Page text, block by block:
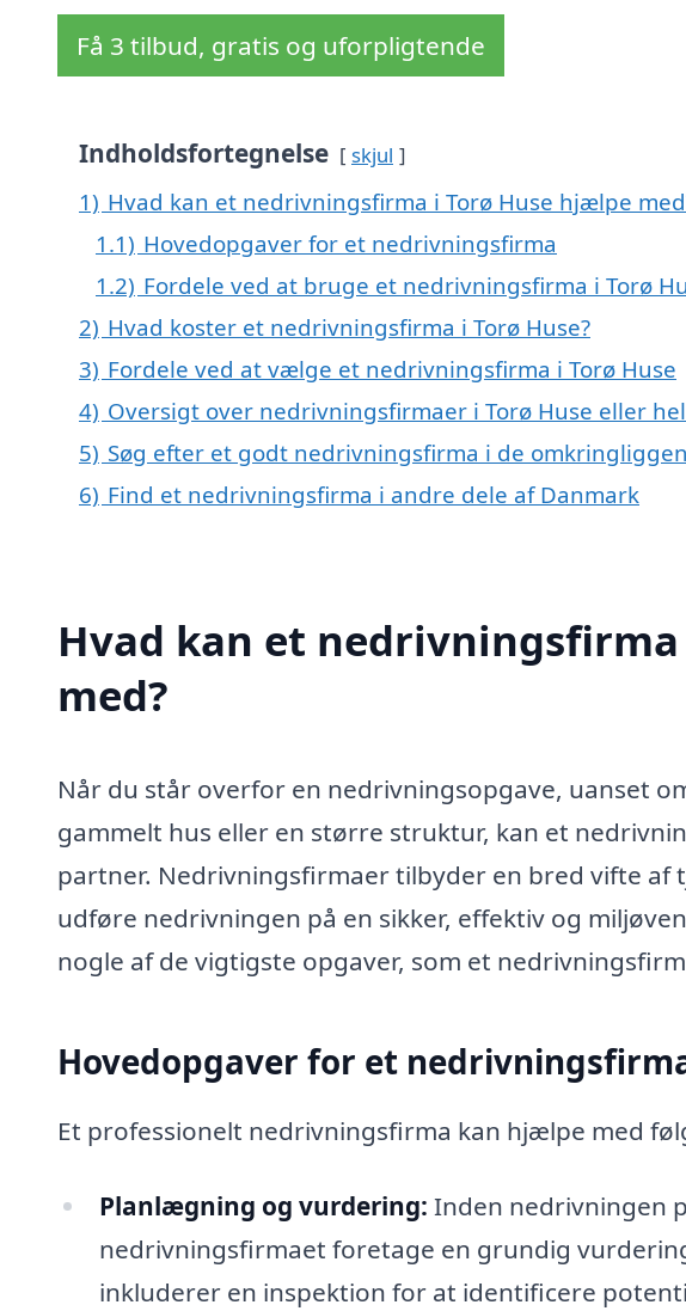
Få 3 tilbud, gratis og uforpligtende
Indholdsfortegnelse skjul
1) Hvad kan et nedrivningsfirma i Torø Huse hjælpe
1.1) Hovedopgaver for et nedrivningsfirma
1.2) Fordele ved at bruge et nedrivningsfirma i Torø
2) Hvad koster et nedrivningsfirma i Torø Huse?
3) Fordele ved at vælge et nedrivningsfirma i Torø Huse
4) Oversigt over nedrivningsfirmaer i Torø Huse eller
5) Søg efter et godt nedrivningsfirma i de
6) Find et nedrivningsfirma i andre dele af Danmark
Hvad kan et
med?
Når du står overfor en nedrivningsopgave, uanset
gammelt hus eller en større struktur, kan et
partner. Nedrivningsfirmaer tilbyder en bred vifte af
udføre nedrivningen på en sikker, effektiv og
nogle af de vigtigste opgaver, som et
Hovedopgaver for et
Et professionelt nedrivningsfirma kan hjælpe med
Planlægning og vurdering: Inden nedrivningen
nedrivningsfirmaet foretage en grundig
inkluderer en inspektion for at identificere